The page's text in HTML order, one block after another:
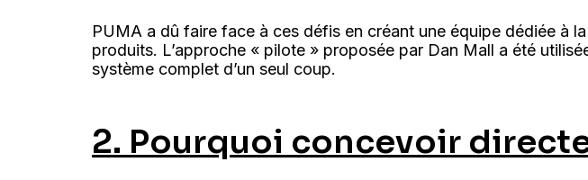
PUMA a dû faire face à ces défis en créant une équipe dédiée à
produits. L’approche « pilote » proposée par Dan Mall a été
système complet d’un seul coup.
2. Pourquoi concevoir